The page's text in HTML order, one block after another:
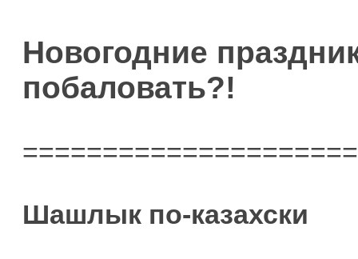
Новогодние
побаловать?!
Шашлык по-казахски